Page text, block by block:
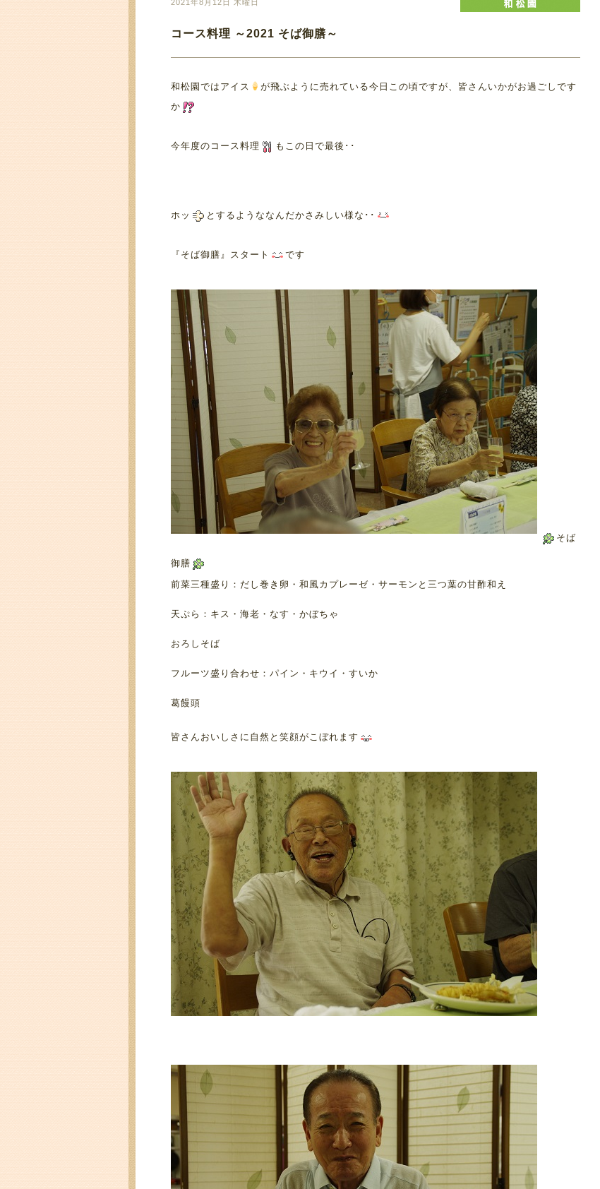
2021年8月12日 木曜日
コース料理 ～2021 そば御膳～
和松園ではアイス
が飛ぶように売れている今日この頃ですが、皆さんいかがお過ごしです
か
今年度のコース料理 もこの日で最後･･
ホッ とするようななんだかさみしい様な･･
『そば御膳』スタート です
そば
御膳
前菜三種盛り：だし巻き卵・和風カプレーゼ・サーモンと三つ葉の甘酢和え
天ぷら：キス・海老・なす・かぼちゃ
おろしそば
フルーツ盛り合わせ：パイン・キウイ・すいか
葛饅頭
皆さんおいしさに自然と笑顔がこぼれます